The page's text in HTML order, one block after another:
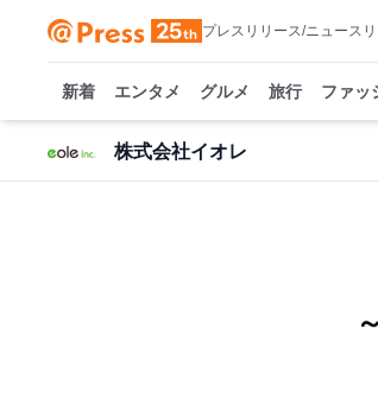
プレスリリース/ニュース
新着 エンタメ グルメ 旅行 ファッ
株式会社イオレ